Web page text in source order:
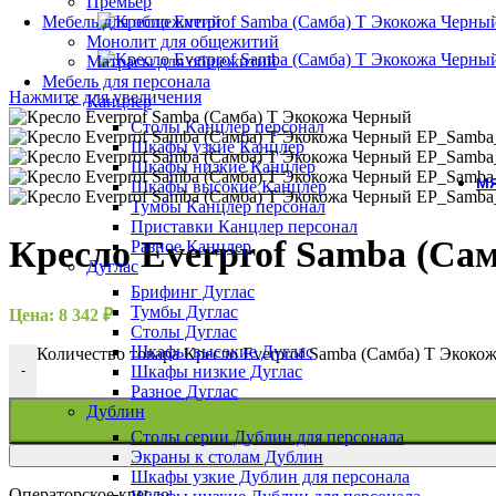
Мебель для общежитий
Монолит для общежитий
Матрасы для общежитий
Мебель для персонала
Канцлер
Столы Канцлер персонал
Шкафы узкие Канцлер
Шкафы низкие Канцлер
Шкафы высокие Канцлер
Тумбы Канцлер персонал
Приставки Канцлер персонал
Разное Канцлер
Дуглас
Брифинг Дуглас
Тумбы Дуглас
Столы Дуглас
Шкафы высокие Дуглас
Шкафы низкие Дуглас
Разное Дуглас
Дублин
Столы серии Дублин для персонала
Экраны к столам Дублин
Шкафы узкие Дублин для персонала
Нажмите для увеличения
Кресло Everprof Samba
Цена: 8 342 ₽
-
Количество товара Кресло Everprof Samba (Самба) T